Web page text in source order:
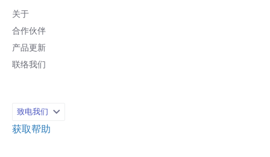
关于
合作伙伴
产品更新
联络我们
致电我们
获取帮助